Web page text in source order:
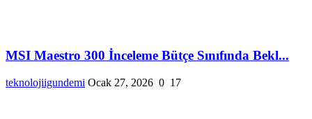
MSI Maestro 300 İnceleme Bütçe Sınıfında Bekl...
teknolojiigundemi Ocak 27, 2026 0 17